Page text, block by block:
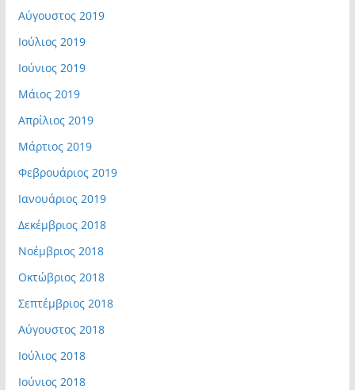
Αύγουστος 2019
Ιούλιος 2019
Ιούνιος 2019
Μάιος 2019
Απρίλιος 2019
Μάρτιος 2019
Φεβρουάριος 2019
Ιανουάριος 2019
Δεκέμβριος 2018
Νοέμβριος 2018
Οκτώβριος 2018
Σεπτέμβριος 2018
Αύγουστος 2018
Ιούλιος 2018
Ιούνιος 2018